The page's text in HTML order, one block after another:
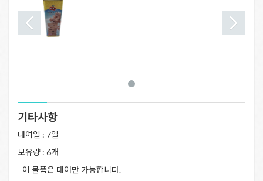
기타사항
대여일 : 7일
보유량 : 6개
- 이 물품은 대여만 가능합니다.